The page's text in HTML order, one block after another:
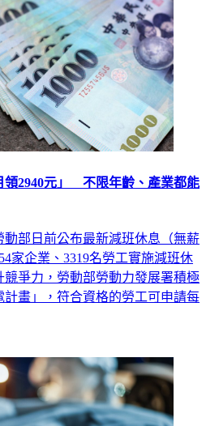
領2940元」 不限年齡、產業都能
部日前公布最新減班休息（無薪
家企業、3319名勞工實施減班休
爭力，勞動部勞動力發展署積極
畫」，符合資格的勞工可申請每